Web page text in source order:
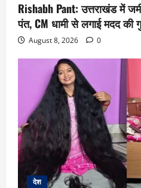
Rishabh Pant: उत्तराखंड में
पंत, CM धामी से लगाई मदद की
August 8, 2026 0
देश